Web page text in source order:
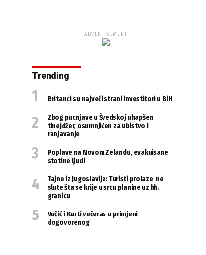
ADVERTISEMENT
Trending
Britanci su najveći strani investitori u BiH
Zbog pucnjave u Švedskoj uhapšen
tinejdžer, osumnjičen za ubistvo i
ranjavanje
Poplave na Novom Zelandu, evakuisane
stotine ljudi
Tajne iz Jugoslavije: Turisti prolaze, ne
slute šta se krije u srcu planine uz bh.
granicu
Vučić i Kurti večeras o primjeni
dogovorenog